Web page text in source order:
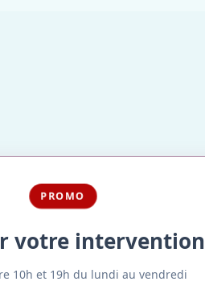
PROMO
votre intervention
10h et 19h du lundi au vendredi